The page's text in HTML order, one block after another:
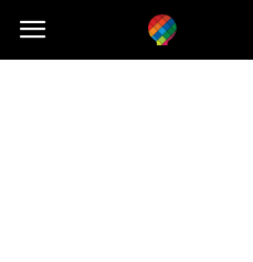
Projektsukces.pl